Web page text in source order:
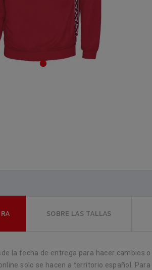
SOBRE LAS TALLAS
la fecha de entrega para hacer cambios
solo se hacen a territorio español.